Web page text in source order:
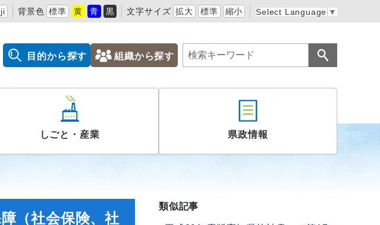
背景色 標準 黄 青 黒 文字サイズ 拡大 標準 縮小 Select Language ▼
目的から探す 組織から探す
しごと・産業 県政情報
（社会保険、社
類似記事